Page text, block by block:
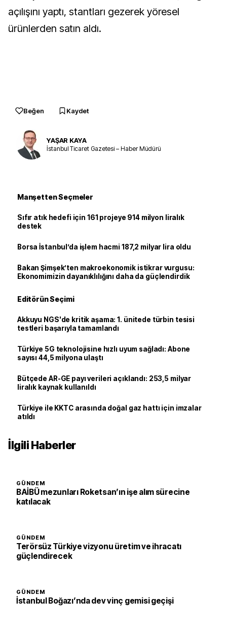
açılışını yaptı, stantları gezerek yöresel
ürünlerden satın aldı.
Beğen Kaydet
YAŞAR KAYA
İstanbul Ticaret Gazetesi – Haber Müdürü
Manşetten Seçmeler
Sıfır atık hedefi için 161 projeye 914 milyon liralık
destek
Borsa İstanbul’da işlem hacmi 187,2 milyar lira oldu
Bakan Şimşek’ten makroekonomik istikrar vurgusu:
Ekonomimizin dayanıklılığını daha da güçlendirdik
Editörün Seçimi
Akkuyu NGS'de kritik aşama: 1. ünitede türbin tesisi
testleri başarıyla tamamlandı
Türkiye 5G teknolojisine hızlı uyum sağladı: Abone
sayısı 44,5 milyona ulaştı
Bütçede AR-GE payı verileri açıklandı: 253,5 milyar
liralık kaynak kullanıldı
Türkiye ile KKTC arasında doğal gaz hattı için imzalar
atıldı
İlgili Haberler
GÜNDEM
BAİBÜ mezunları Roketsan’ın işe alım sürecine
katılacak
GÜNDEM
Terörsüz Türkiye vizyonu üretim ve ihracatı
güçlendirecek
GÜNDEM
İstanbul Boğazı’nda dev vinç gemisi geçişi